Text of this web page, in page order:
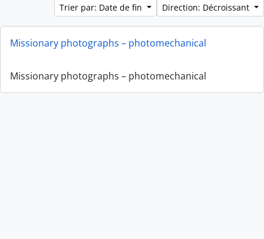
Trier par: Date de fin
Direction: Décroissant
Missionary photographs – photomechanical
Missionary photographs – photomechanical